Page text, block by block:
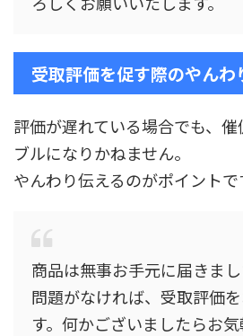
受取評価を促す際のやんわ
評価が遅れている場合でも、
ブルになりかねません。
やんわり伝えるのがポイントで
商品は無事お手元に届きま
問題がなければ、受取評価
す。何かございましたらお